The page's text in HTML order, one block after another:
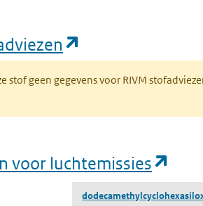
stof geen gegevens voor RIVM
voor luchtemissies